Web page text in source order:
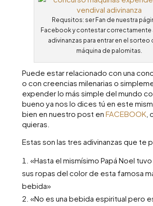
Requsitos: ser Fan de nuestra
Facebook y contestar correctamente
adivinanzas para entrar en el sorteo
máquina de palomitas.
Puede estar relacionado con una
o con creencias milenarias o
expender lo más simple del mundo
bueno ya nos lo dices tú en este
bien en nuestro post en FACEBOOK,
quieras.
Estas son las tres adivinanzas que te
«Hasta el mismísimo Papá Noel
sus ropas del color de esta famosa
bebida»
«No es una bebida espiritual pero